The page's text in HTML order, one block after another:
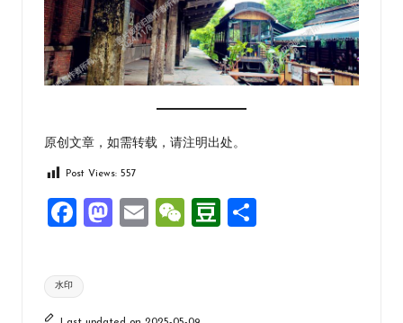
原创文章，如需转载，请注明出处。
Post Views: 557
F
ce
b
M
E
W
D
Tags:
水印